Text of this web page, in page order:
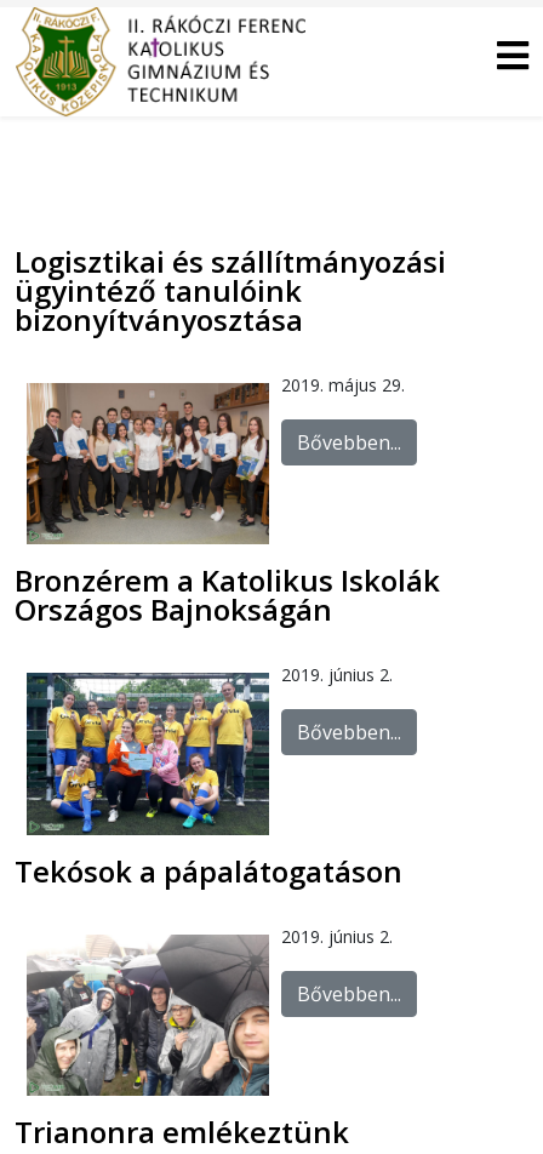
Logisztikai és szállítmányozási
ügyintéző tanulóink
bizonyítványosztása
2019. május 29.
Bővebben...
Bronzérem a Katolikus Iskolák
Országos Bajnokságán
2019. június 2.
Bővebben...
Tekósok a pápalátogatáson
2019. június 2.
Bővebben...
Trianonra emlékeztünk